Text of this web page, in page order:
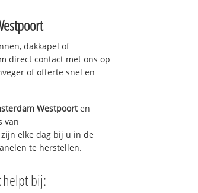
dakkapel of
direct contact met ons op
of offerte snel en
Westpoorten
van
elke dag bij u in de
te herstellen.
helpt bij: